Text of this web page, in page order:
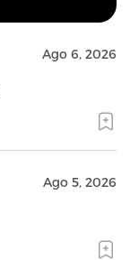
Ago 6, 2026
Ago 5, 2026